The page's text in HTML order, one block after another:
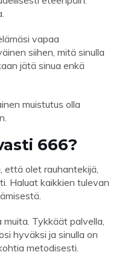
vapaa
siihen, mitä sinulla
jätä sinua enkä
muistutus olla
666?
että olet rauhantekijä,
Haluat kaikkien tulevan
Tykkäät palvella,
hyväksi ja sinulla on
metodisesti.